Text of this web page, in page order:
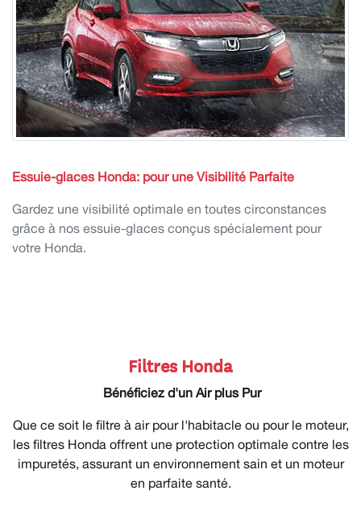
Essuie-glaces Honda: pour une Visibilité Parfaite
Gardez une visibilité optimale en toutes circonstances
grâce à nos essuie-glaces conçus spécialement pour
votre Honda.
Filtres Honda
Bénéficiez d'un Air plus Pur
Que ce soit le filtre à air pour l'habitacle ou pour le moteur,
les filtres Honda offrent une protection optimale contre les
impuretés, assurant un environnement sain et un moteur
en parfaite santé.